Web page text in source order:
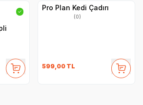
✓ Pro Plan Kedi Çadırı
(0)
599,00 TL